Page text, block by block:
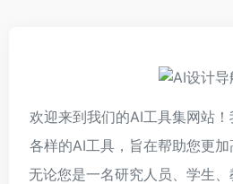
欢迎来到我们的AI工具集网站
各样的AI工具，旨在帮助您更加
无论您是一名研究人员、学生